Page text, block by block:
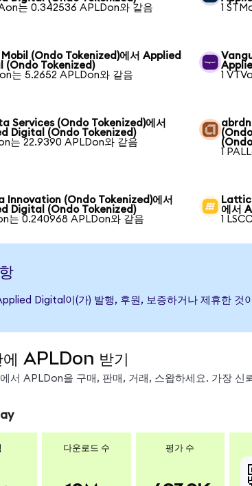
는 0.342536 APLDon와 같음
1
Mobil (Ondo Tokenized)에서 Applied
(Ondo Tokenized)
는 5.2652 APLDon와 같음
1
Services (Ondo Tokenized)에서
Digital (Ondo Tokenized)
는 22.9390 APLDon와 같음
abrdn
1
Innovation (Ondo Tokenized)에서
Digital (Ondo Tokenized)
는 0.240968 APLDon와 같음
에서
1
Digital이(가) 발행, 후원, 보증하거나 제휴한 것
에 APLDon 받기
서 APLDon을 구매, 판매, 거래, 스왑하세요. 가장 신
다운로드 수 평가 수